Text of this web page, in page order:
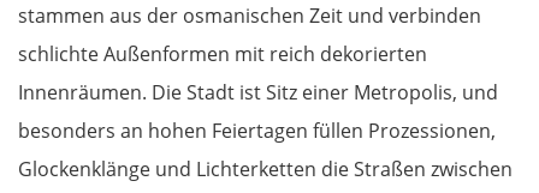
stammen aus der osmanischen Zeit und verbinden
schlichte Außenformen mit reich dekorierten
Innenräumen. Die Stadt ist Sitz einer Metropolis, und
besonders an hohen Feiertagen füllen Prozessionen,
Glockenklänge und Lichterketten die Straßen zwischen